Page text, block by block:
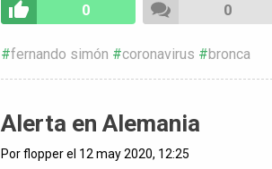
0 0
fernando simón coronavirus bronca
Alerta en Alemania
Por flopper el 12 may 2020, 12:25